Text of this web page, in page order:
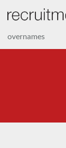
overnames